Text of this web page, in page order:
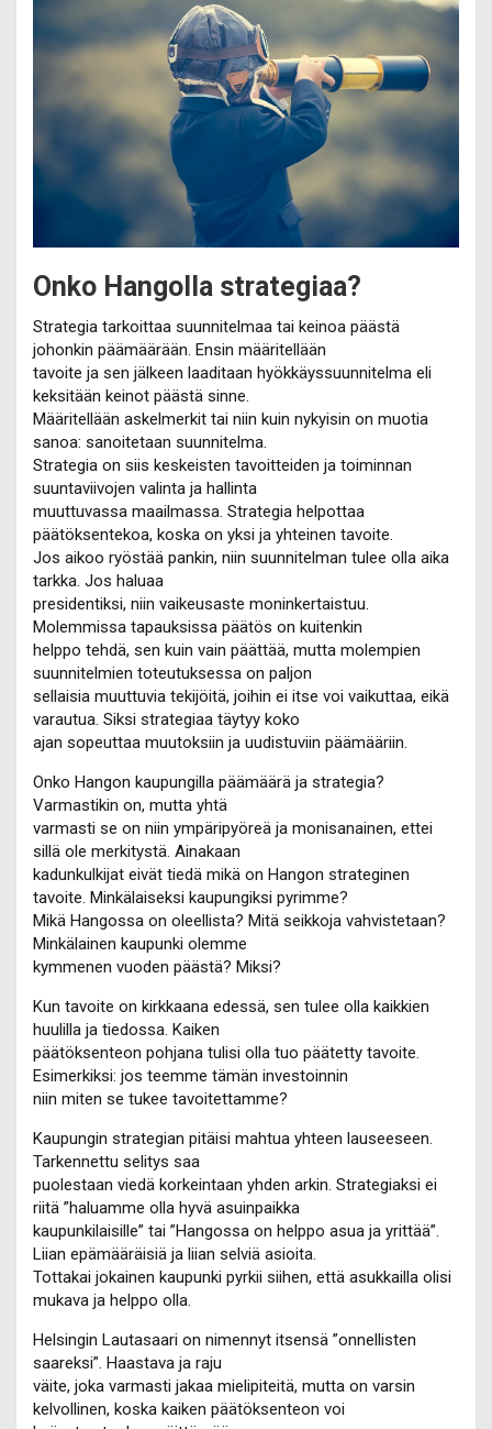
Onko Hangolla strategiaa?
Strategia tarkoittaa suunnitelmaa tai keinoa päästä
johonkin päämäärään. Ensin määritellään
tavoite ja sen jälkeen laaditaan hyökkäyssuunnitelma eli
keksitään keinot päästä sinne.
Määritellään askelmerkit tai niin kuin nykyisin on muotia
sanoa: sanoitetaan suunnitelma.
Strategia on siis keskeisten tavoitteiden ja toiminnan
suuntaviivojen valinta ja hallinta
muuttuvassa maailmassa. Strategia helpottaa
päätöksentekoa, koska on yksi ja yhteinen tavoite.
Jos aikoo ryöstää pankin, niin suunnitelman tulee olla aika
tarkka. Jos haluaa
presidentiksi, niin vaikeusaste moninkertaistuu.
Molemmissa tapauksissa päätös on kuitenkin
helppo tehdä, sen kuin vain päättää, mutta molempien
suunnitelmien toteutuksessa on paljon
sellaisia muuttuvia tekijöitä, joihin ei itse voi vaikuttaa, eikä
varautua. Siksi strategiaa täytyy koko
ajan sopeuttaa muutoksiin ja uudistuviin päämääriin.
Onko Hangon kaupungilla päämäärä ja strategia?
Varmastikin on, mutta yhtä
varmasti se on niin ympäripyöreä ja monisanainen, ettei
sillä ole merkitystä. Ainakaan
kadunkulkijat eivät tiedä mikä on Hangon strateginen
tavoite. Minkälaiseksi kaupungiksi pyrimme?
Mikä Hangossa on oleellista? Mitä seikkoja vahvistetaan?
Minkälainen kaupunki olemme
kymmenen vuoden päästä? Miksi?
Kun tavoite on kirkkaana edessä, sen tulee olla kaikkien
huulilla ja tiedossa. Kaiken
päätöksenteon pohjana tulisi olla tuo päätetty tavoite.
Esimerkiksi: jos teemme tämän investoinnin
niin miten se tukee tavoitettamme?
Kaupungin strategian pitäisi mahtua yhteen lauseeseen.
Tarkennettu selitys saa
puolestaan viedä korkeintaan yhden arkin. Strategiaksi ei
riitä ”haluamme olla hyvä asuinpaikka
kaupunkilaisille” tai ”Hangossa on helppo asua ja yrittää”.
Liian epämääräisiä ja liian selviä asioita.
Tottakai jokainen kaupunki pyrkii siihen, että asukkailla olisi
mukava ja helppo olla.
Helsingin Lautasaari on nimennyt itsensä ”onnellisten
saareksi”. Haastava ja raju
väite, joka varmasti jakaa mielipiteitä, mutta on varsin
kelvollinen, koska kaiken päätöksenteon voi